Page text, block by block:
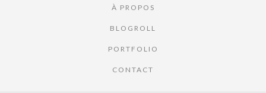
À PROPOS
BLOGROLL
PORTFOLIO
CONTACT